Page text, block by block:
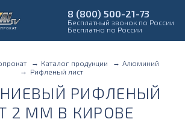
8 (800) 500-21-73
Бесплатный звонок по России
Бесплатно по России
Каталог продукции
Алюминий
Рифленый лист
РИФЛЕНЫЙ
2 ММ В КИРОВЕ